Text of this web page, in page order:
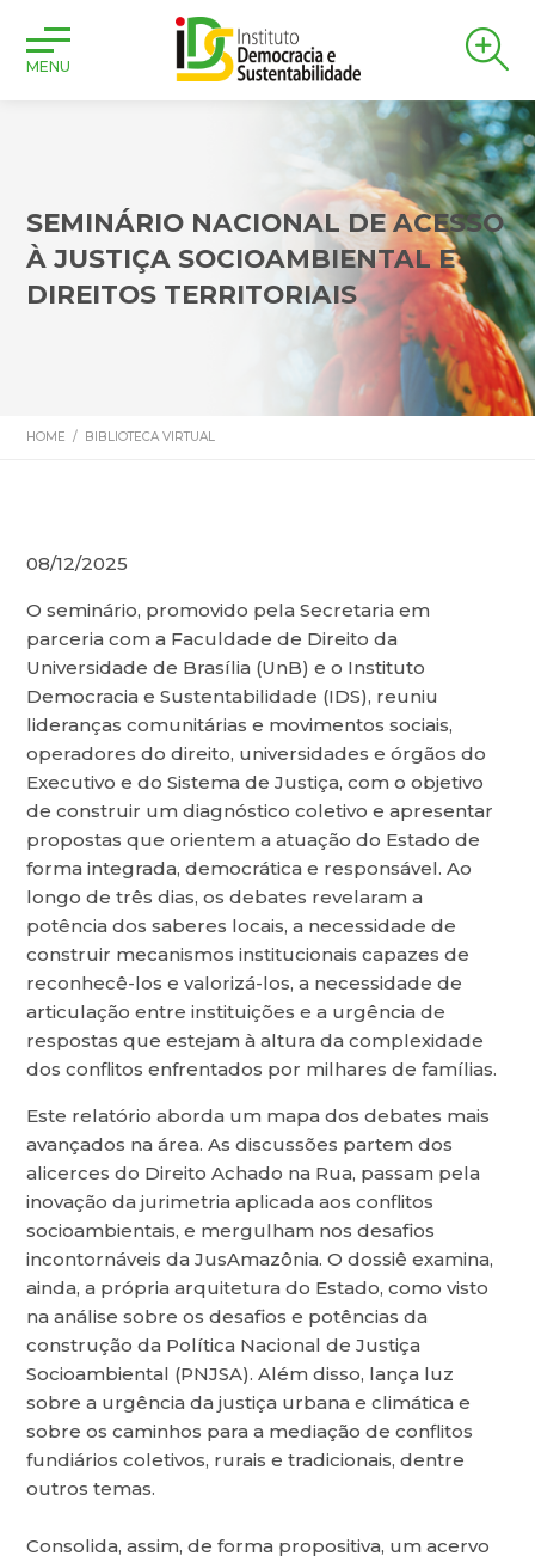
MENU
SEMINÁRIO NACIONAL DE ACESSO
À JUSTIÇA SOCIOAMBIENTAL E
DIREITOS TERRITORIAIS
HOME / BIBLIOTECA VIRTUAL
08/12/2025
O seminário, promovido pela Secretaria em
parceria com a Faculdade de Direito da
Universidade de Brasília (UnB) e o Instituto
Democracia e Sustentabilidade (IDS), reuniu
lideranças comunitárias e movimentos sociais,
operadores do direito, universidades e órgãos do
Executivo e do Sistema de Justiça, com o objetivo
de construir um diagnóstico coletivo e apresentar
propostas que orientem a atuação do Estado de
forma integrada, democrática e responsável. Ao
longo de três dias, os debates revelaram a
potência dos saberes locais, a necessidade de
construir mecanismos institucionais capazes de
reconhecê-los e valorizá-los, a necessidade de
articulação entre instituições e a urgência de
respostas que estejam à altura da complexidade
dos conflitos enfrentados por milhares de famílias.
Este relatório aborda um mapa dos debates mais
avançados na área. As discussões partem dos
alicerces do Direito Achado na Rua, passam pela
inovação da jurimetria aplicada aos conflitos
socioambientais, e mergulham nos desafios
incontornáveis da JusAmazônia. O dossiê examina,
ainda, a própria arquitetura do Estado, como visto
na análise sobre os desafios e potências da
construção da Política Nacional de Justiça
Socioambiental (PNJSA). Além disso, lança luz
sobre a urgência da justiça urbana e climática e
sobre os caminhos para a mediação de conflitos
fundiários coletivos, rurais e tradicionais, dentre
outros temas.
Consolida, assim, de forma propositiva, um acervo